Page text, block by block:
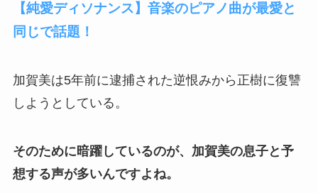
【純愛ディソナンス】音楽のピアノ曲が最愛と
同じで話題！
加賀美は5年前に逮捕された逆恨みから正樹に復讐
しようとしている。
そのために暗躍しているのが、加賀美の息子と予
想する声が多いんですよね。